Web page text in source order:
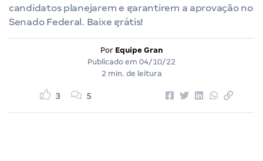
candidatos planejarem e garantirem a aprovação no
Senado Federal. Baixe grátis!
Por Equipe Gran
Publicado em 04/10/22
2 min. de leitura
3 5